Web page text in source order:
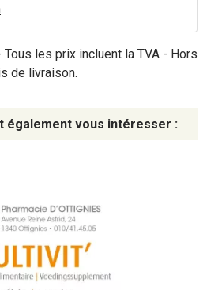
les prix incluent la TVA - Hors
de livraison.
également vous intéresser :